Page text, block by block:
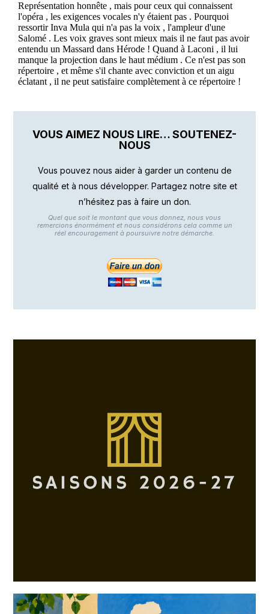
VOUS AIMEZ NOUS LIRE… SOUTENEZ-
NOUS
Vous pouvez nous aider à garder un contenu de
qualité et à nous développer. Partagez notre site et
n’hésitez pas à faire un don.
Quel que soit le montant que vous donnez, nous vous
remercions énormément et nous considérons cela comme un
réel encouragement à poursuivre notre démarche.